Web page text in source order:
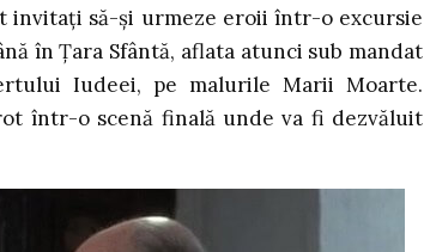
invitați să-și urmeze eroii într-o excursie
în Țara Sfântă, aflata atunci sub mandat
Iudeei, pe malurile Marii Moarte.
într-o scenă finală unde va fi dezvăluit